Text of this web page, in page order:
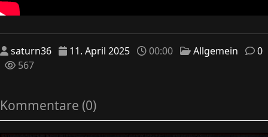
saturn36 11. April 2025 00:00 Allgemein
0
567
Kommentare (0)